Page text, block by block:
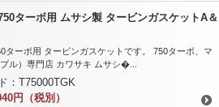
ターボ用 ムサシ製 タービンガスケットA＆
ターボ用 タービンガスケットです。 750ターボ、マ
ル）専門店 カワサキ ムサシ�...
： T75000TGK
円（税別）